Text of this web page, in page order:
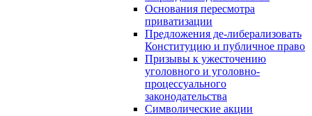
Основания пересмотра
приватизации
Предложения де-либерализовать
Конституцию и публичное право
Призывы к ужесточению
уголовного и уголовно-
процессуального
законодательства
Символические акции